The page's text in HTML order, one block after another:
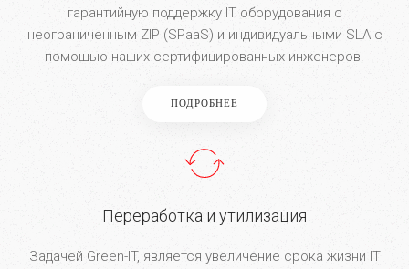
гарантийную поддержку IT оборудования с
неограниченным ZIP (SPaaS) и индивидуальными SLA с
помощью наших сертифицированных инженеров.
ПОДРОБНЕЕ
Переработка и утилизация
Задачей Green-IT, является увеличение срока жизни IT